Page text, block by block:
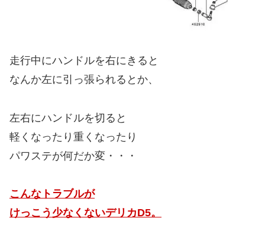
走行中にハンドルを右にきると
なんか左に引っ張られるとか、
左右にハンドルを切ると
軽くなったり重くなったり
パワステが何だか変・・・
こんなトラブルが
けっこう少なくないデリカD5。